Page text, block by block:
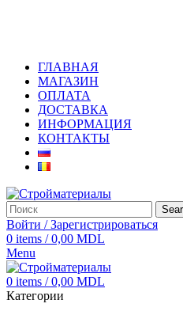
ГЛАВНАЯ
МАГАЗИН
ОПЛАТА
ДОСТАВКА
ИНФОРМАЦИЯ
КОНТАКТЫ
Войти / Зарегистрироваться
0 items / 0,00 MDL
Menu
0 items / 0,00 MDL
Категории